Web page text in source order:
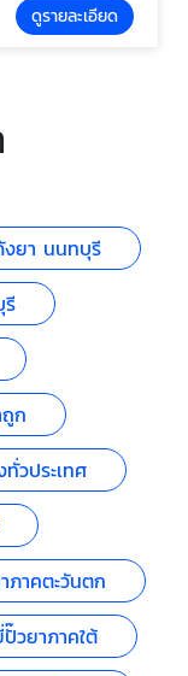
ดูรายละเอียด
งยา นนทบุรี
ก
วประเทศ
ภาคตะวันตก
วยาภาคใต้